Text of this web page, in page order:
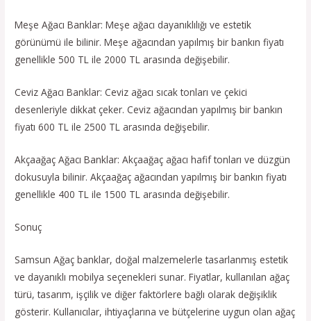
Meşe Ağacı Banklar: Meşe ağacı dayanıklılığı ve estetik
görünümü ile bilinir. Meşe ağacından yapılmış bir bankın fiyatı
genellikle 500 TL ile 2000 TL arasında değişebilir.
Ceviz Ağacı Banklar: Ceviz ağacı sıcak tonları ve çekici
desenleriyle dikkat çeker. Ceviz ağacından yapılmış bir bankın
fiyatı 600 TL ile 2500 TL arasında değişebilir.
Akçaağaç Ağacı Banklar: Akçaağaç ağacı hafif tonları ve düzgün
dokusuyla bilinir. Akçaağaç ağacından yapılmış bir bankın fiyatı
genellikle 400 TL ile 1500 TL arasında değişebilir.
Sonuç
Samsun Ağaç banklar, doğal malzemelerle tasarlanmış estetik
ve dayanıklı mobilya seçenekleri sunar. Fiyatlar, kullanılan ağaç
türü, tasarım, işçilik ve diğer faktörlere bağlı olarak değişiklik
gösterir. Kullanıcılar, ihtiyaçlarına ve bütçelerine uygun olan ağaç